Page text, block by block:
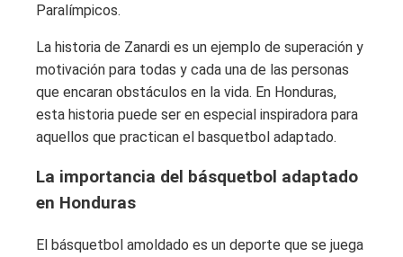
Paralímpicos.
La historia de Zanardi es un ejemplo de superación y
motivación para todas y cada una de las personas
que encaran obstáculos en la vida. En Honduras,
esta historia puede ser en especial inspiradora para
aquellos que practican el basquetbol adaptado.
La importancia del básquetbol adaptado
en Honduras
El básquetbol amoldado es un deporte que se juega